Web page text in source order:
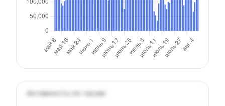
Активность по часам